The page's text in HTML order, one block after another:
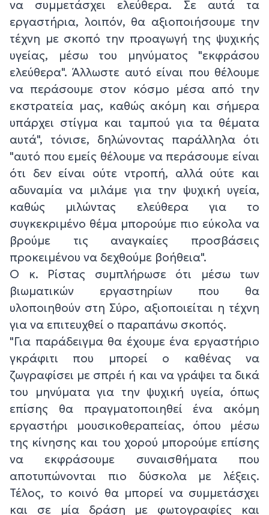
να συμμετάσχει ελεύθερα. Σε αυτά τα
εργαστήρια, λοιπόν, θα αξιοποιήσουμε την
τέχνη με σκοπό την προαγωγή της ψυχικής
υγείας, μέσω του μηνύματος "εκφράσου
ελεύθερα". Άλλωστε αυτό είναι που θέλουμε
να περάσουμε στον κόσμο μέσα από την
εκστρατεία μας, καθώς ακόμη και σήμερα
υπάρχει στίγμα και ταμπού για τα θέματα
αυτά", τόνισε, δηλώνοντας παράλληλα ότι
"αυτό που εμείς θέλουμε να περάσουμε είναι
ότι δεν είναι ούτε ντροπή, αλλά ούτε και
αδυναμία να μιλάμε για την ψυχική υγεία,
καθώς μιλώντας ελεύθερα για το
συγκεκριμένο θέμα μπορούμε πιο εύκολα να
βρούμε τις αναγκαίες προσβάσεις
προκειμένου να δεχθούμε βοήθεια".
Ο κ. Ρίστας συμπλήρωσε ότι μέσω των
βιωματικών εργαστηρίων που θα
υλοποιηθούν στη Σύρο, αξιοποιείται η τέχνη
για να επιτευχθεί ο παραπάνω σκοπός.
"Για παράδειγμα θα έχουμε ένα εργαστήριο
γκράφιτι που μπορεί ο καθένας να
ζωγραφίσει με σπρέι ή και να γράψει τα δικά
του μηνύματα για την ψυχική υγεία, όπως
επίσης θα πραγματοποιηθεί ένα ακόμη
εργαστήρι μουσικοθεραπείας, όπου μέσω
της κίνησης και του χορού μπορούμε επίσης
να εκφράσουμε συναισθήματα που
αποτυπώνονται πιο δύσκολα με λέξεις.
Τέλος, το κοινό θα μπορεί να συμμετάσχει
και σε μία δράση με φωτογραφίες και